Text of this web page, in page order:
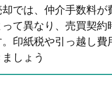
では、仲介手数料
て異なり、売買契
印紙税や引っ越し
しょう